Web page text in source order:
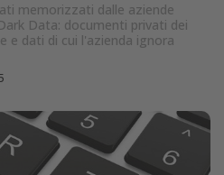
memorizzati dalle aziende
Data: documenti privati dei
e dati di cui l'azienda ignora